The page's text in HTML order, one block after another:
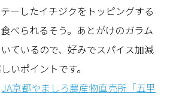
ーしたイチジクをトッピングする
べられるそう。あとがけのガラム
ているので、好みでスパイス加減
いポイントです。
JA京都やましろ農産物直売所「五里